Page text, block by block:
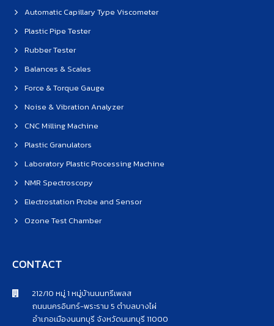
Automatic Capillary Type Viscometer
Plastic Pipe Tester
Rubber Tester
Balances & Scales
Force & Torque Gauge
Noise & Vibration Analyzer
CNC Milling Machine
Plastic Granulators
Laboratory Plastic Processing Machine
NMR Spectroscopy
Electrostation Probe and Sensor
Ozone Test Chamber
CONTACT
212/10 หมู่ 1 หมู่บ้านนนทรีเพลส
ถนนนครอินทร์-พระราม 5 ตำบลบางไผ่
อำเภอเมืองนนทบุรี จังหวัดนนทบุรี 11000